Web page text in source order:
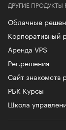
ДРУГИЕ ПРОДУКТЫ
Облачные
Корпоративный
Аренда VPS
Рег.решения
Сайт знакомств
РБК Курсы
Школа